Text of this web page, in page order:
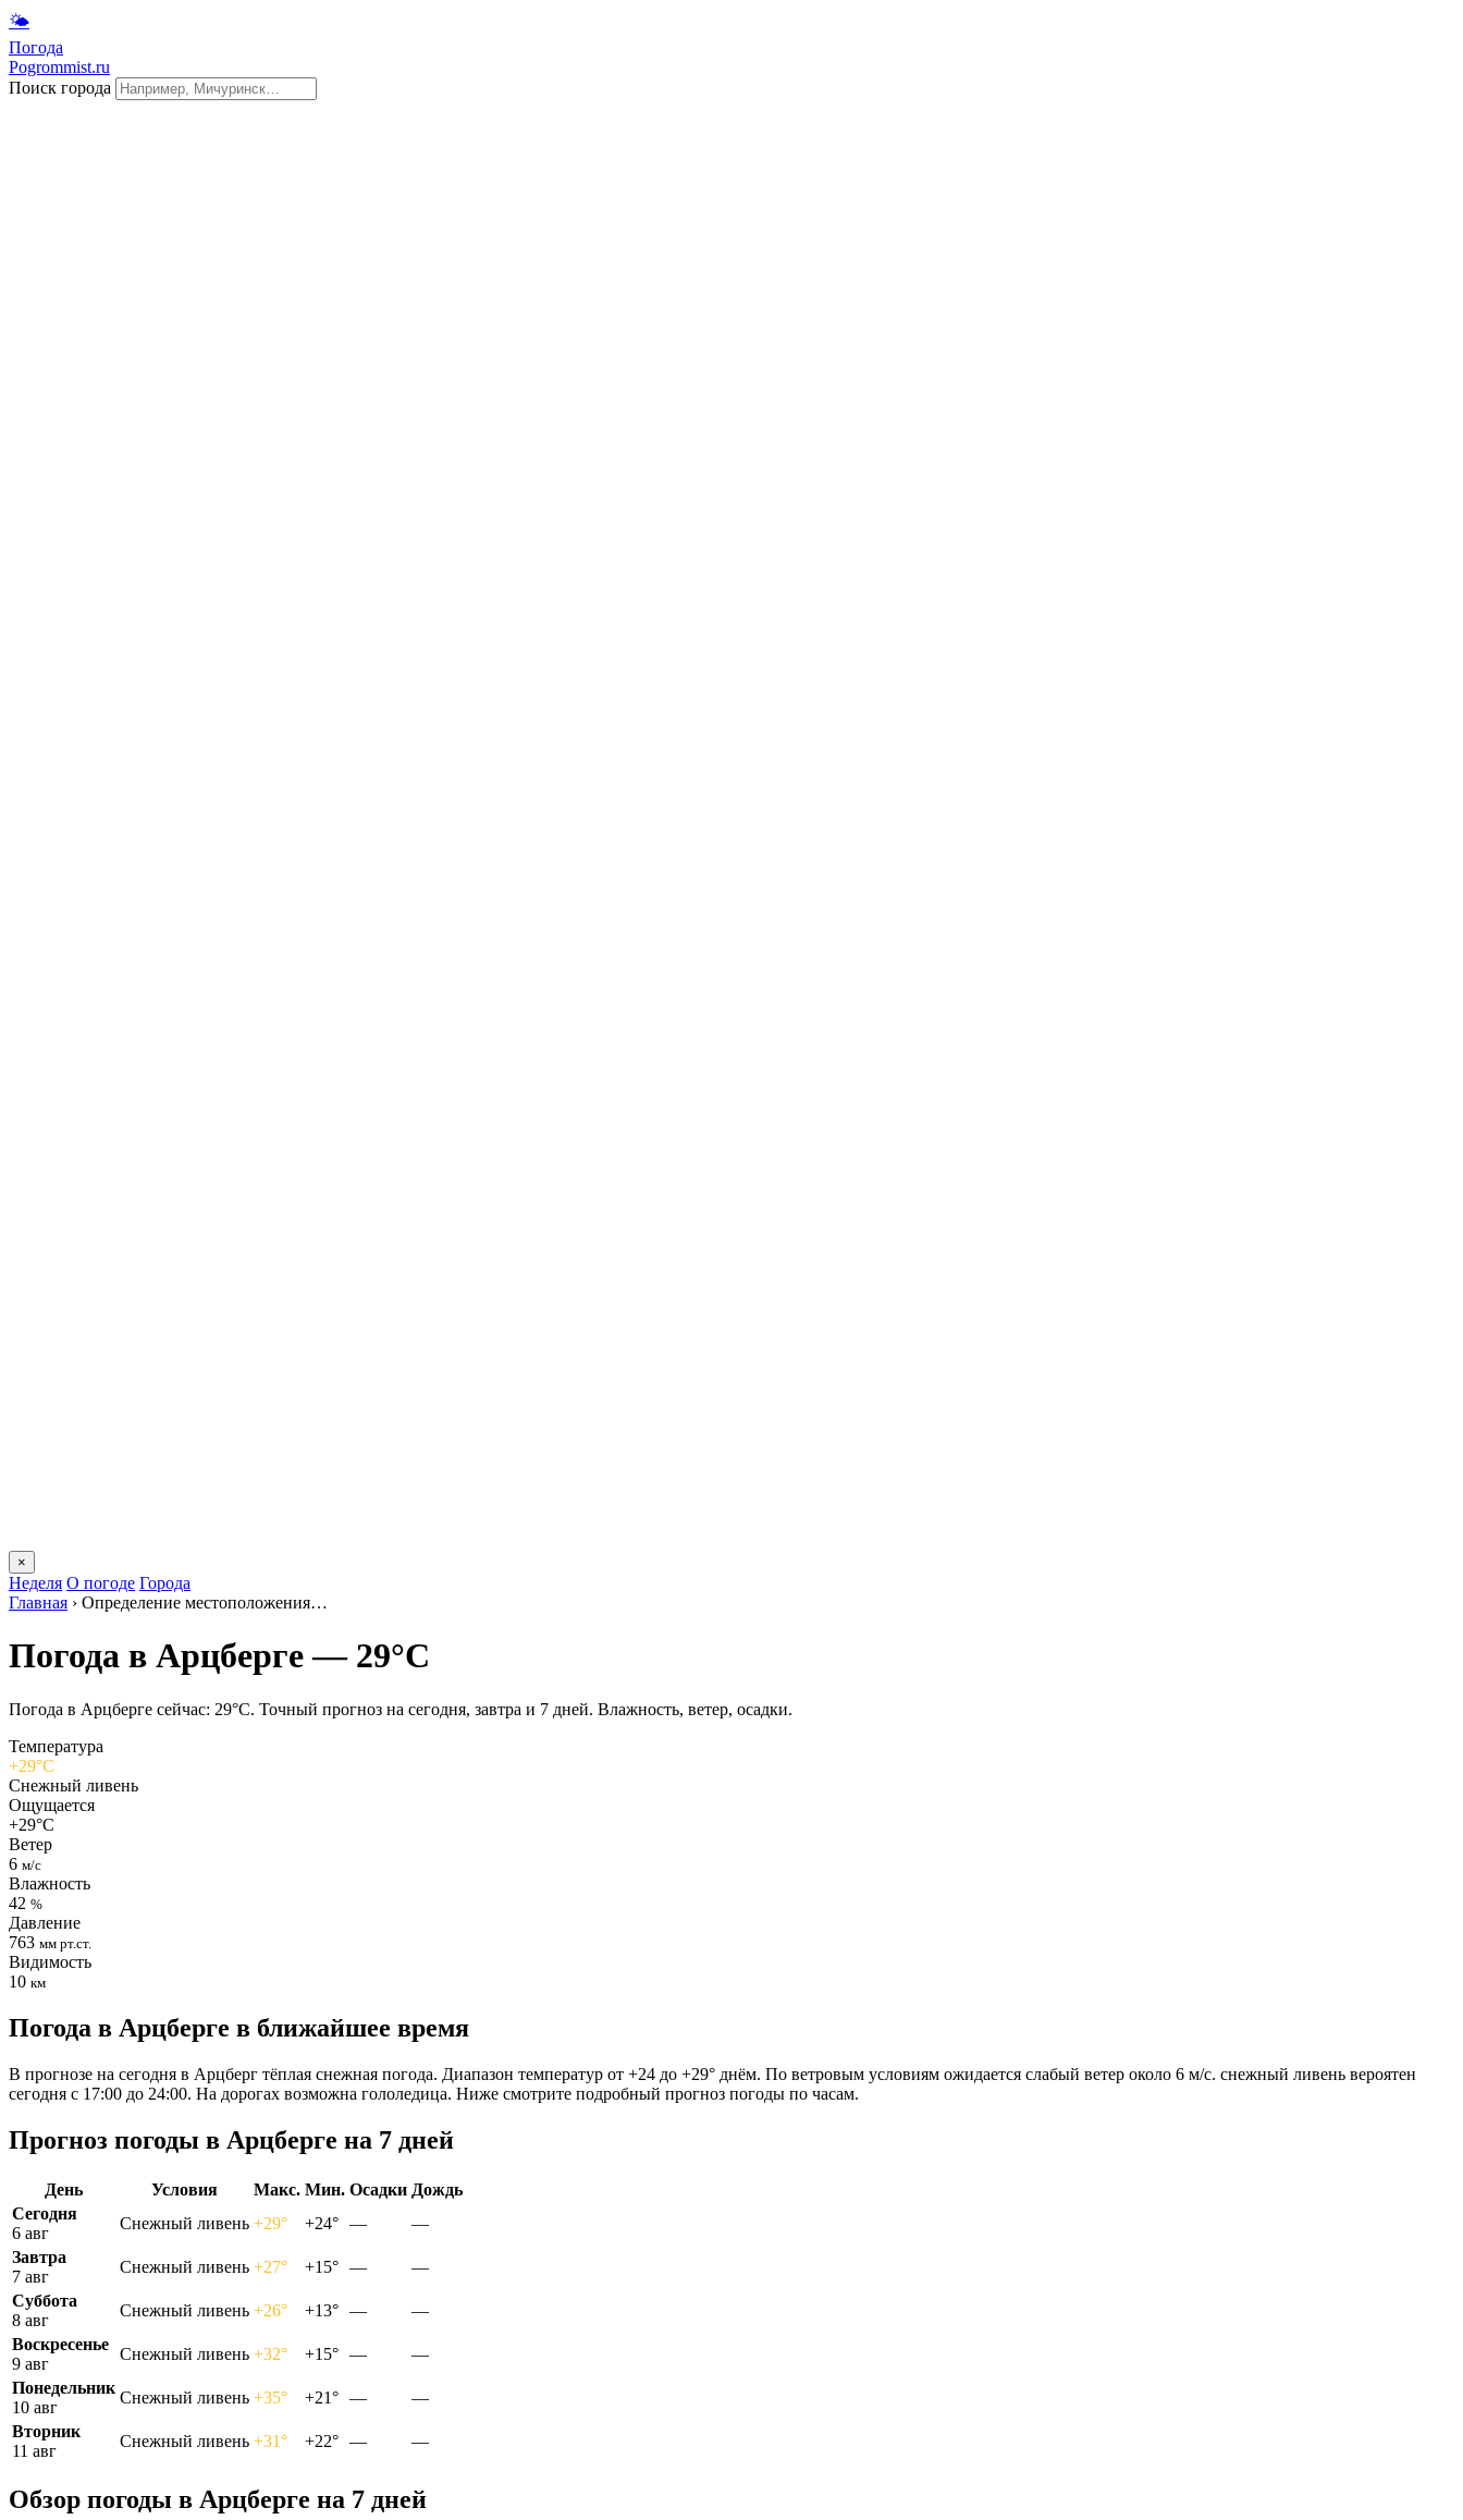
🌤
Погода
Pogrommist.ru
Поиск города
×
Неделя О погоде Города
Главная › Определение местоположения…
Погода в Арцберге — 29°C
Погода в Арцберге сейчас: 29°C. Точный прогноз на сегодня, завтра и 7 дней. Влажность, ветер, осадки.
Температура
+29°C
Снежный ливень
Ощущается
+29°C
Ветер
6 м/с
Влажность
42 %
Давление
763 мм рт.ст.
Видимость
10 км
Погода в Арцберге в ближайшее время
В прогнозе на сегодня в Арцберг тёплая снежная погода. Диапазон температур от +24 до +29° днём. По ветровым условиям ожидается слабый ветер около 6 м/с. снежный ливень вероятен
сегодня с 17:00 до 24:00. На дорогах возможна гололедица. Ниже смотрите подробный прогноз погоды по часам.
Прогноз погоды в Арцберге на 7 дней
День Условия Макс. Мин. Осадки Дождь
Сегодня
6 авг
Снежный ливень +29° +24° —
—
Завтра
7 авг
Снежный ливень +27° +15° —
—
Суббота
8 авг
Снежный ливень +26° +13° —
—
Воскресенье
9 авг
Снежный ливень +32° +15° —
—
Понедельник
10 авг
Снежный ливень +35° +21° —
—
Вторник
11 авг
Снежный ливень +31° +22° — —
Обзор погоды в Арцберге на 7 дней